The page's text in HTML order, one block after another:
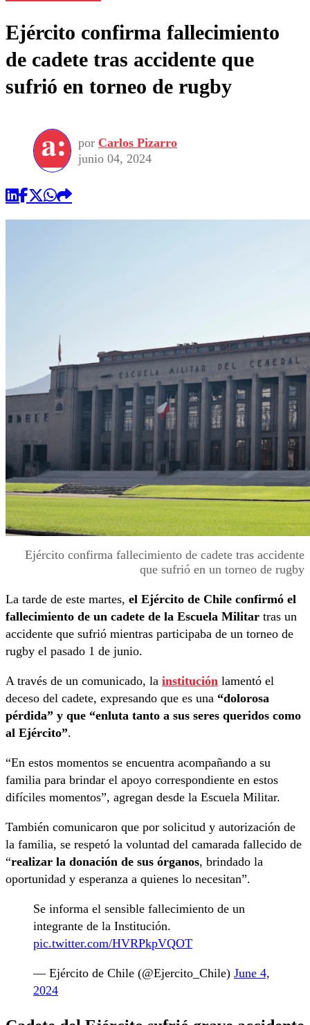
Ejército confirma fallecimiento
de cadete tras accidente que
sufrió en torneo de rugby
por Carlos Pizarro
junio 04, 2024
Ejército confirma fallecimiento de cadete tras accidente
que sufrió en un torneo de rugby
La tarde de este martes, el Ejército de Chile confirmó el
fallecimiento de un cadete de la Escuela Militar tras un
accidente que sufrió mientras participaba de un torneo de
rugby el pasado 1 de junio.
A través de un comunicado, la institución lamentó el
deceso del cadete, expresando que es una “dolorosa
pérdida” y que “enluta tanto a sus seres queridos como
al Ejército”.
“En estos momentos se encuentra acompañando a su
familia para brindar el apoyo correspondiente en estos
difíciles momentos”, agregan desde la Escuela Militar.
También comunicaron que por solicitud y autorización de
la familia, se respetó la voluntad del camarada fallecido de
“realizar la donación de sus órganos, brindado la
oportunidad y esperanza a quienes lo necesitan”.
Se informa el sensible fallecimiento de un
integrante de la Institución.
pic.twitter.com/HVRPkpVQOT
— Ejército de Chile (@Ejercito_Chile) June 4,
2024